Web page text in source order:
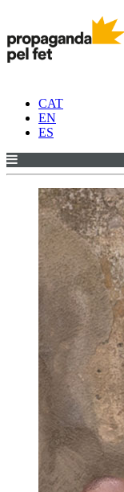
CAT
EN
ES